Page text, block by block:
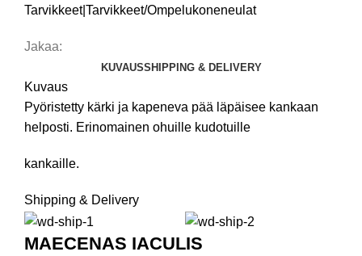
Tarvikkeet|Tarvikkeet/Ompelukoneneulat
Jakaa:
KUVAUSSHIPPING & DELIVERY
Kuvaus
Pyöristetty kärki ja kapeneva pää läpäisee kankaan
helposti. Erinomainen ohuille kudotuille
kankaille.
Shipping & Delivery
MAECENAS IACULIS